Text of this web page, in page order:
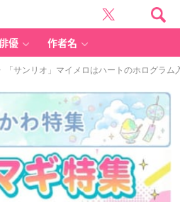
優 作者名
「サンリオ」マイメロはハートのホログラ